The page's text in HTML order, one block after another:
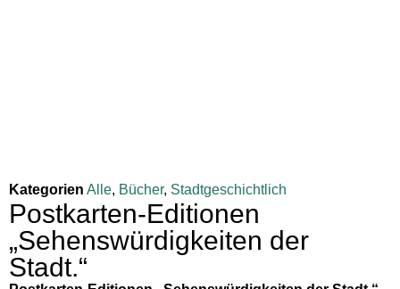
Kategorien Alle, Bücher, Stadtgeschichtlich
Postkarten-Editionen
„Sehenswürdigkeiten der
Stadt.“